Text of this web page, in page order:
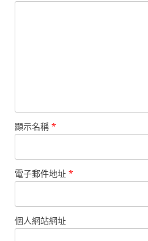
顯示名稱 *
電子郵件地址 *
個人網站網址